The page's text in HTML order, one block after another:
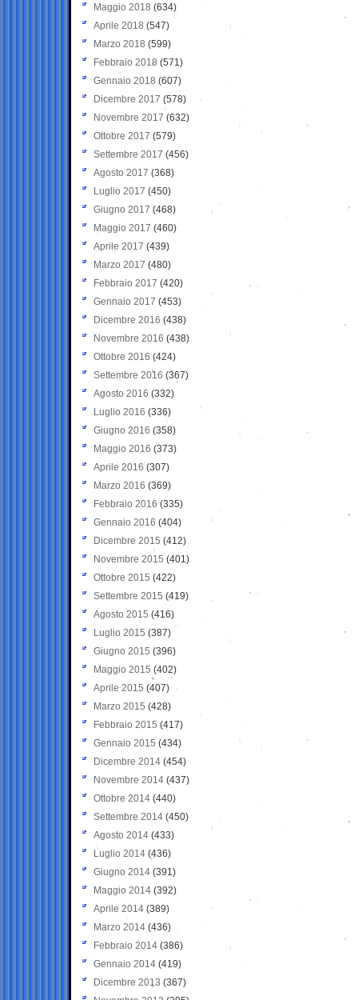
Maggio 2018 (634)
Aprile 2018 (547)
Marzo 2018 (599)
Febbraio 2018 (571)
Gennaio 2018 (607)
Dicembre 2017 (578)
Novembre 2017 (632)
Ottobre 2017 (579)
Settembre 2017 (456)
Agosto 2017 (368)
Luglio 2017 (450)
Giugno 2017 (468)
Maggio 2017 (460)
Aprile 2017 (439)
Marzo 2017 (480)
Febbraio 2017 (420)
Gennaio 2017 (453)
Dicembre 2016 (438)
Novembre 2016 (438)
Ottobre 2016 (424)
Settembre 2016 (367)
Agosto 2016 (332)
Luglio 2016 (336)
Giugno 2016 (358)
Maggio 2016 (373)
Aprile 2016 (307)
Marzo 2016 (369)
Febbraio 2016 (335)
Gennaio 2016 (404)
Dicembre 2015 (412)
Novembre 2015 (401)
Ottobre 2015 (422)
Settembre 2015 (419)
Agosto 2015 (416)
Luglio 2015 (387)
Giugno 2015 (396)
Maggio 2015 (402)
Aprile 2015 (407)
Marzo 2015 (428)
Febbraio 2015 (417)
Gennaio 2015 (434)
Dicembre 2014 (454)
Novembre 2014 (437)
Ottobre 2014 (440)
Settembre 2014 (450)
Agosto 2014 (433)
Luglio 2014 (436)
Giugno 2014 (391)
Maggio 2014 (392)
Aprile 2014 (389)
Marzo 2014 (436)
Febbraio 2014 (386)
Gennaio 2014 (419)
Dicembre 2013 (367)